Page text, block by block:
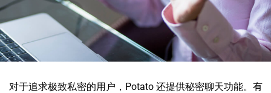
对于追求极致私密的用户，Potato 还提供秘密聊天功能。有